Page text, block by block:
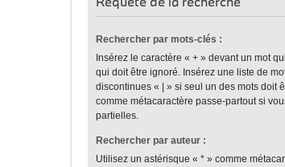
Rechercher par mots-clés :
Insérez le caractère « + » devant un mot
qui doit être ignoré. Insérez une liste de
discontinues « | » si seul un des mots doit
comme métacaractère passe-partout si
partielles.
Rechercher par auteur :
Utilisez un astérisque « * » comme